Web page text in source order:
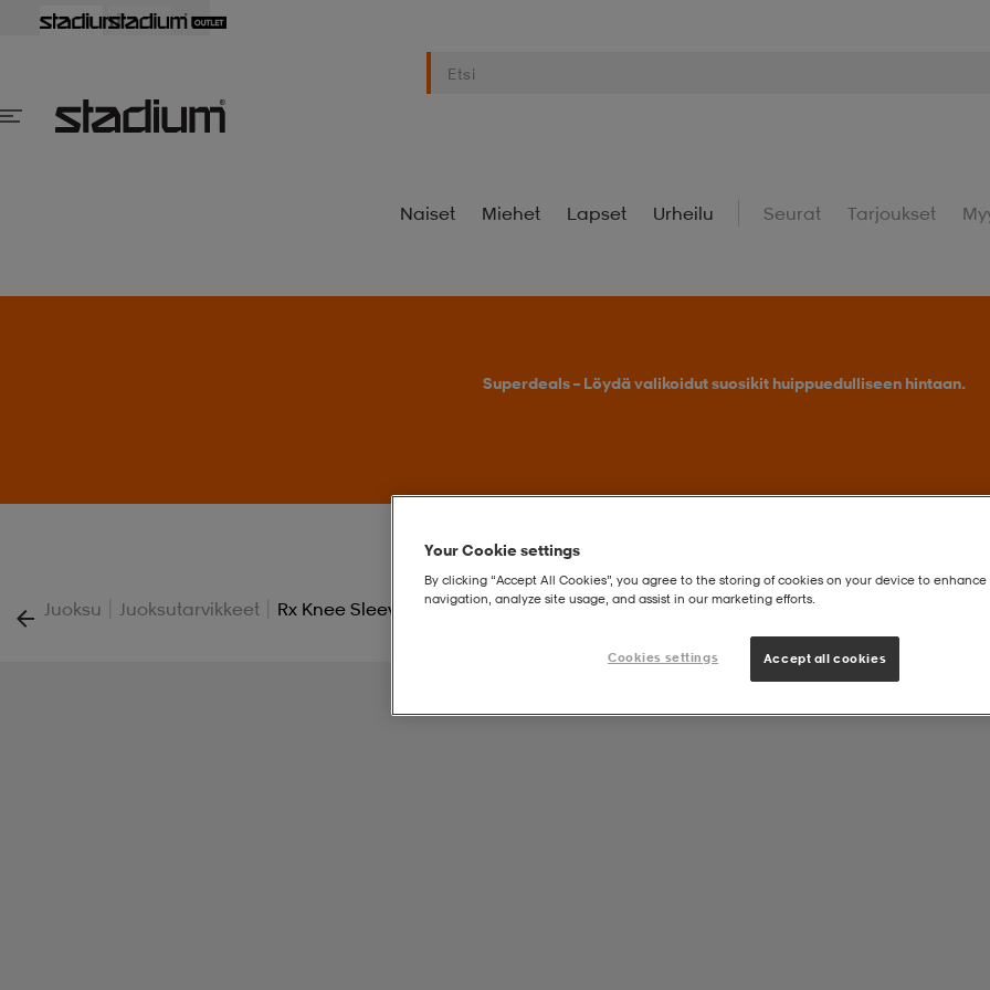
Naiset Miehet Lapset Urheilu Seurat Tarjoukset
Superdeals – Löydä valikoidut suosikit huippuedulliseen hintaan.
Juoksu | Juoksutarvikkeet | Rx Knee Sleeve Jr
Your Cookie settings
By clicking “Accept All Cookies”, you agree to the storing of cookies on your device to enhance
navigation, analyze site usage, and assist in our marketing efforts.
Cookies settings Accept all cookies